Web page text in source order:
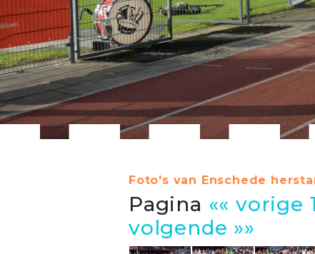
Foto's van Enschede
Pagina «« vorige 1
volgende »»